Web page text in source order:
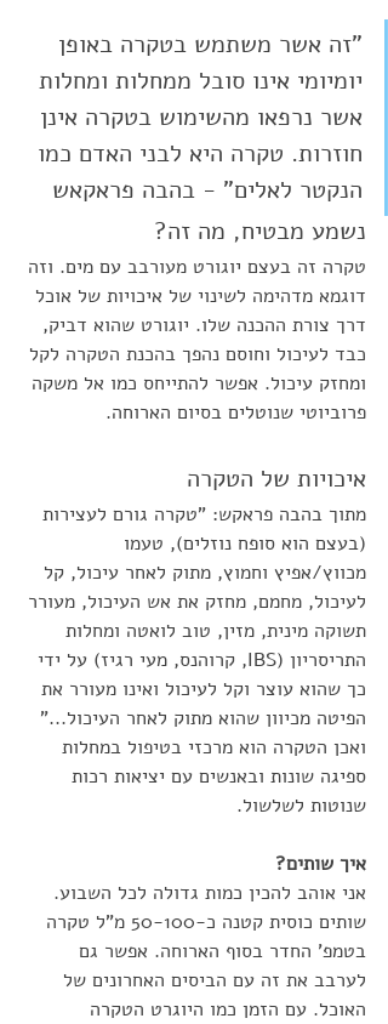
"זה אשר משתמש בטקרה באופן
יומיומי אינו סובל ממחלות ומחלות
אשר נרפאו מהשימוש בטקרה אינן
חוזרות. טקרה היא לבני האדם כמו
הנקטר לאלים" - בהבה פראקאש
נשמע מבטיח, מה זה?
טקרה זה בעצם יוגורט מעורבב עם מים. וזה
דוגמא מדהימה לשינוי של איכויות של אוכל
דרך צורת ההכנה שלו. יוגורט שהוא דביק,
כבד לעיכול וחוסם נהפך בהכנת הטקרה לקל
ומחזק עיכול. אפשר להתייחס כמו אל משקה
פרוביוטי שנוטלים בסיום הארוחה.
איכויות של הטקרה
מתוך בהבה פראקש: "טקרה גורם לעצירות
(בעצם הוא סופח נוזלים), טעמו
מכווץ/אפיץ וחמוץ, מתוק לאחר עיכול, קל
לעיכול, מחמם, מחזק את אש העיכול, מעורר
תשוקה מינית, מזין, טוב לואטה ומחלות
התריסריון (IBS, קרוהנס, מעי רגיז) על ידי
כך שהוא עוצר וקל לעיכול ואינו מעורר את
הפיטה מכיוון שהוא מתוק לאחר העיכול..."
ואכן הטקרה הוא מרכזי בטיפול במחלות
ספיגה שונות ובאנשים עם יציאות רכות
שנוטות לשלשול.
איך שותים?
אני אוהב להכין כמות גדולה לכל השבוע.
שותים כוסית קטנה כ-50-100 מ"ל טקרה
בטמפ' החדר בסוף הארוחה. אפשר גם
לערבב את זה עם הביסים האחרונים של
האוכל. עם הזמן כמו היוגרט הטקרה